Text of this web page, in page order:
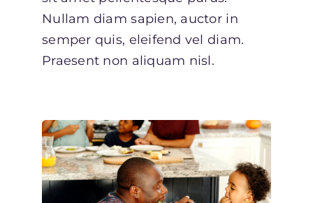
Nullam diam sapien, auctor in
semper quis, eleifend vel diam.
Praesent non aliquam nisl.